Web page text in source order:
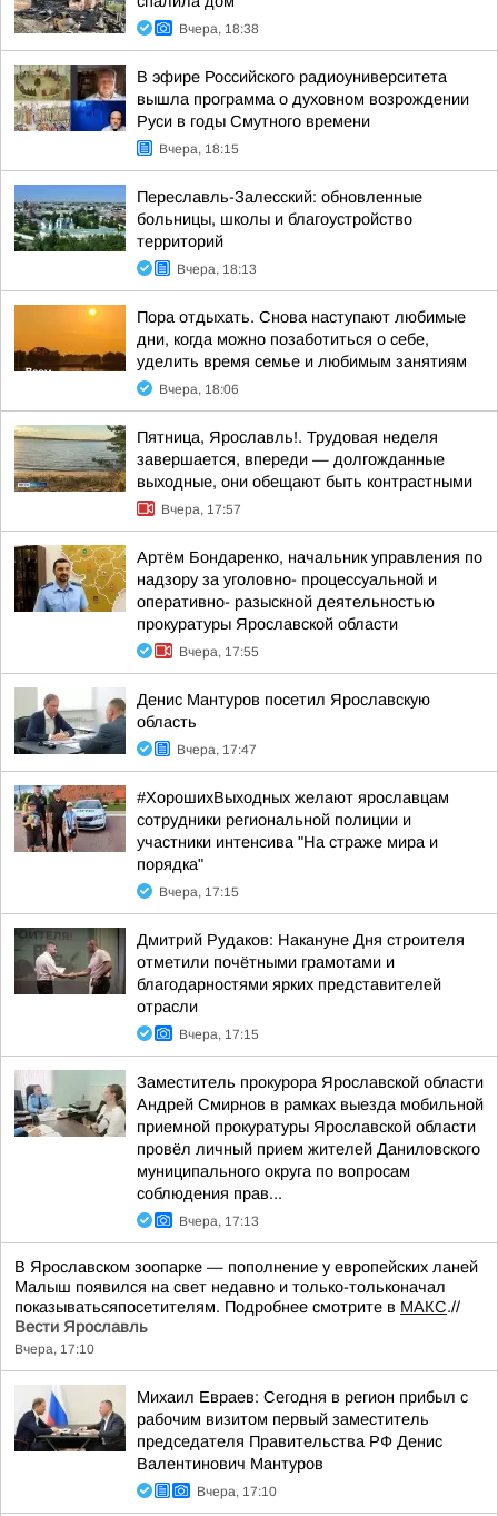
Вчера, 18:38
В эфире Российского радиоуниверситета
вышла программа о духовном возрождении
Руси в годы Смутного времени
Вчера, 18:15
Переславль-Залесский: обновленные
больницы, школы и благоустройство
территорий
Вчера, 18:13
Пора отдыхать. Снова наступают любимые
дни, когда можно позаботиться о себе,
уделить время семье и любимым занятиям
Вчера, 18:06
Пятница, Ярославль!. Трудовая неделя
завершается, впереди — долгожданные
выходные, они обещают быть контрастными
Вчера, 17:57
Артём Бондаренко, начальник управления по
надзору за уголовно- процессуальной и
оперативно- разыскной деятельностью
прокуратуры Ярославской области
Вчера, 17:55
Денис Мантуров посетил Ярославскую
область
Вчера, 17:47
#ХорошихВыходных желают ярославцам
сотрудники региональной полиции и
участники интенсива "На страже мира и
порядка"
Вчера, 17:15
Дмитрий Рудаков: Накануне Дня строителя
отметили почётными грамотами и
благодарностями ярких представителей
отрасли
Вчера, 17:15
Заместитель прокурора Ярославской области
Андрей Смирнов в рамках выезда мобильной
приемной прокуратуры Ярославской области
провёл личный прием жителей Даниловского
муниципального округа по вопросам
соблюдения прав...
Вчера, 17:13
В Ярославском зоопарке — пополнение у европейских ланей
Малыш появился на свет недавно и только-тольконачал
показыватьсяпосетителям. Подробнее смотрите в МАКС.//
Вести Ярославль
Вчера, 17:10
Михаил Евраев: Сегодня в регион прибыл с
рабочим визитом первый заместитель
председателя Правительства РФ Денис
Валентинович Мантуров
Вчера, 17:10